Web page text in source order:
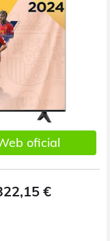
oficial
€